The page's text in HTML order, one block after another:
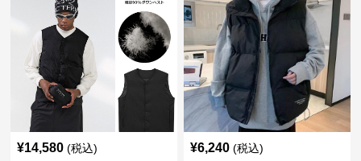
¥14,580 (税込) ¥6,240 (税込)